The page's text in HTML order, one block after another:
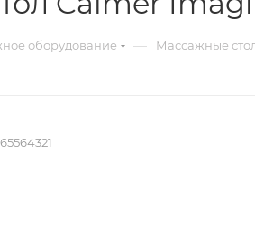
оборудование — Массажные
65564321